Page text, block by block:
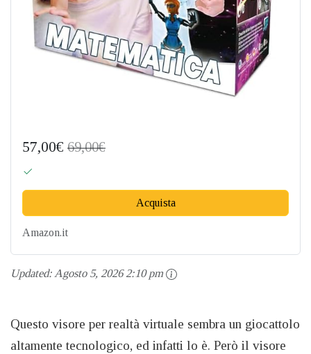
57,00€ 69,00€
Acquista
Amazon.it
Updated:Agosto 5, 2026 2:10 pm
Questo visore per realtà virtuale sembra un giocattolo
altamente tecnologico, ed infatti lo è. Però il visore